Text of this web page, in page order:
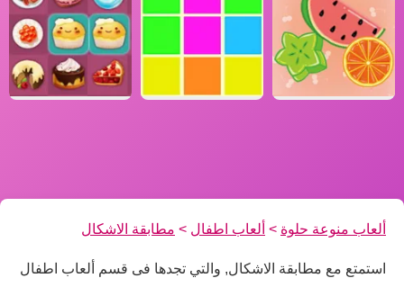
ألعاب منوعة حلوة > ألعاب اطفال > مطابقة الاشكال
استمتع مع مطابقة الاشكال, والتي تجدها فى قسم ألعاب اطفال